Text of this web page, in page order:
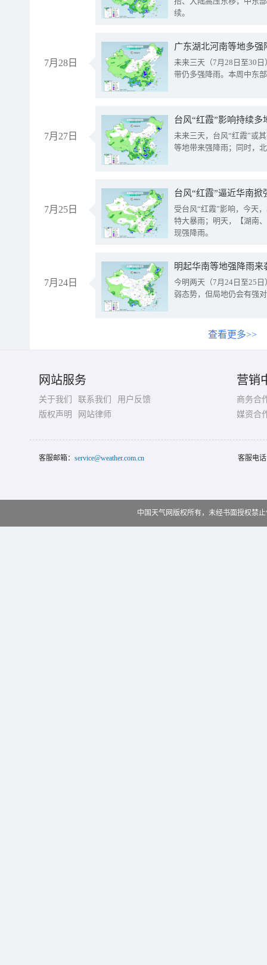
续。
7月28日
广东湖北河南等地多
未来三天（7月28日至30
带仍多强降雨。本周中东
7月27日
台风“红霞”影响持续
未来三天，台风“红霞”或
等地带来强降雨；同时，
7月25日
台风“红霞”逼近华南
受台风“红霞”影响，今天
特大暴雨；明天，【湖南
现强降雨。
7月24日
明起华南等地强降雨
今明两天（7月24日至25
弱态势，但局地仍会有强
查看更多>>
网站服务
关于我们 联系我们
用户反馈
版权声明
网站律师
营销
商务合
媒资合
客服邮箱： service@weather.com.cn 客服电
中国天气网版权所有，未经书面授权